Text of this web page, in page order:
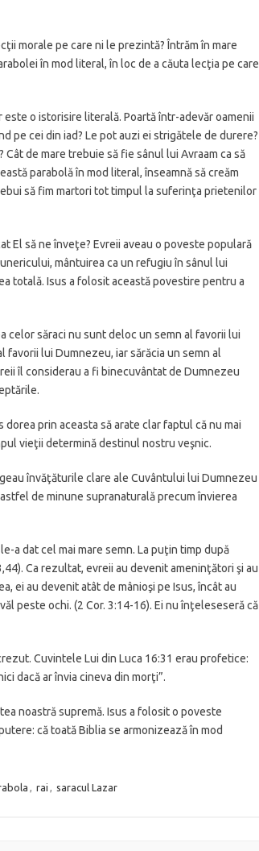
morale pe care ni le prezintă? Întrăm în mare
în mod literal, în loc de a căuta lecţia pe care
o istorisire literală. Poartă într-adevăr oamenii
pe cei din iad? Le pot auzi ei strigătele de durere?
de mare trebuie să fie sânul lui Avraam ca să
parabolă în mod literal, înseamnă să creăm
să fim martori tot timpul la suferinţa prietenilor
El să ne înveţe? Evreii aveau o poveste populară
mântuirea ca un refugiu în sânul lui
totală. Isus a folosit această povestire pentru a
celor săraci nu sunt deloc un semn al favorii lui
lui Dumnezeu, iar sărăcia un semn al
îl considerau a fi binecuvântat de Dumnezeu
dorea prin aceasta să arate clar faptul că nu mai
vieţii determină destinul nostru veşnic.
învăţăturile clare ale Cuvântului lui Dumnezeu
de minune supranaturală precum învierea
a dat cel mai mare semn. La puţin timp după
Ca rezultat, evreii au devenit ameninţători şi au
ei au devenit atât de mânioşi pe Isus, încât au
peste ochi. (2 Cor. 3:14-16). Ei nu înţeleseseră că
Cuvintele Lui din Luca 16:31 erau profetice:
dacă ar învia cineva din morţi”.
noastră supremă. Isus a folosit o poveste
că toată Biblia se armonizează în mod
, rai , saracul Lazar